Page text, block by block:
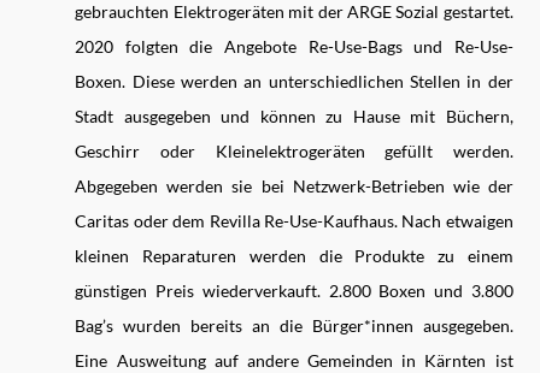
gebrauchten Elektrogeräten mit der ARGE Sozial gestartet.
2020 folgten die Angebote Re-Use-Bags und Re-Use-
Boxen. Diese werden an unterschiedlichen Stellen in der
Stadt ausgegeben und können zu Hause mit Büchern,
Geschirr oder Kleinelektrogeräten gefüllt werden.
Abgegeben werden sie bei Netzwerk-Betrieben wie der
Caritas oder dem Revilla Re-Use-Kaufhaus. Nach etwaigen
kleinen Reparaturen werden die Produkte zu einem
günstigen Preis wiederverkauft. 2.800 Boxen und 3.800
Bag’s wurden bereits an die Bürger*innen ausgegeben.
Eine Ausweitung auf andere Gemeinden in Kärnten ist